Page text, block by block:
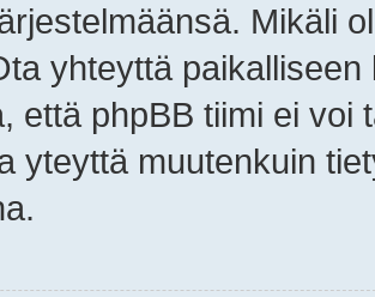
Mikäli
yhteyttä
että phpBB tiimi ei voi
yteyttä muutenkuin